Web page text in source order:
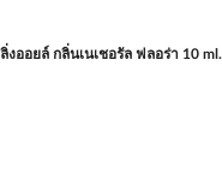
งออยล์ กลิ่นเนเชอรัล ฟลอร่า 10 ml.